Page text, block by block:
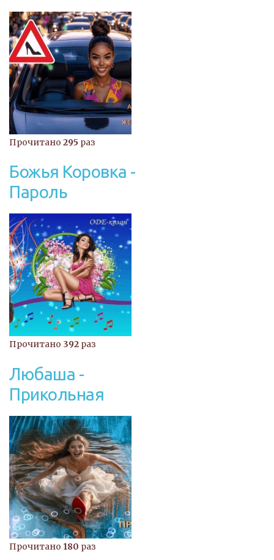
Прочитано 295 раз
Божья Коровка -
Пароль
Прочитано 392 раз
Любаша -
Прикольная
Прочитано 180 раз